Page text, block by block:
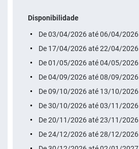
Disponibilidade
De 03/04/2026 até 06/04/2026
De 17/04/2026 até 22/04/2026
De 01/05/2026 até 04/05/2026
De 04/09/2026 até 08/09/2026
De 09/10/2026 até 13/10/2026
De 30/10/2026 até 03/11/2026
De 20/11/2026 até 23/11/2026
De 24/12/2026 até 28/12/2026